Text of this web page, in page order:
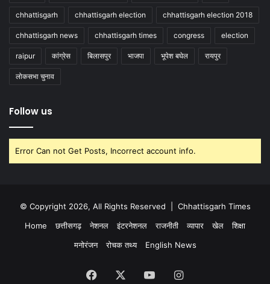
chhattisgarh chhattisgarh election chhattisgarh election 2018
chhattisgarh news chhattisgarh times congress election
raipur कांग्रेस बिलासपुर भाजपा भूपेश बघेल रायपुर
लोकसभा चुनाव
Follow us
Error Can not Get Posts, Incorrect account info.
© Copyright 2026, All Rights Reserved | Chhattisgarh Times
Home
छत्तीसगढ़ नेशनल इंटरनेशनल राजनीती व्यापार खेल
शिक्षा
मनोरंजन
रोचक तथ्य English News
Facebook YouTubeInstagram